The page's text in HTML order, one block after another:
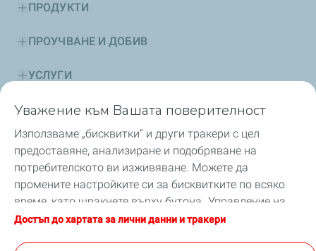
ПРОДУКТИ
ПРОУЧВАНЕ И ДОБИВ
УСЛУГИ
УСТОЙЧИВО РАЗВИТИЕ
СЪВЕТИ
БЕЗОПАСНОСТ
Уважение към Вашата поверителност
Използваме „бисквитки“ и други тракери с цел
предоставяне, анализиране и подобряване на
потребителското ви изживяване. Можете да
промените настройките си за бисквитките по всяко
време, като щракнете върху бутона „Управление на
моите бисквитки“. С щракване върху бутона
Достъп до хартата за лични данни и тракери